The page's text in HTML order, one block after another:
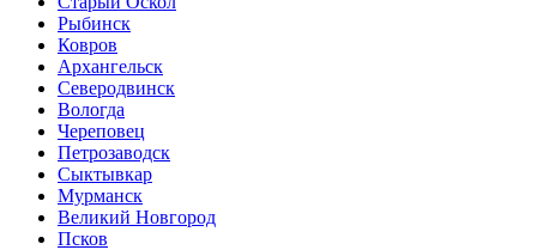
Рыбинск
Ковров
Архангельск
Северодвинск
Вологда
Череповец
Петрозаводск
Сыктывкар
Мурманск
Великий Новгород
Псков